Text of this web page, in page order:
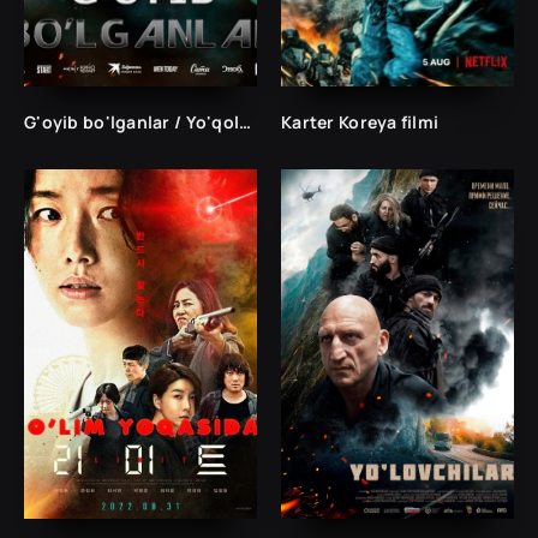
G'oyib bo'lganlar / Yo'qolganlar / Yo'qotilgan Rossiya filmi Uzbek tilida 2024 tarjima kino HD Karter Koreya filmi